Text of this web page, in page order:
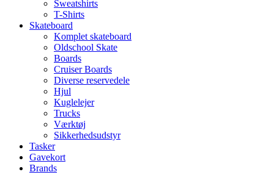
Sweatshirts
T-Shirts
Skateboard
Komplet skateboard
Oldschool Skate
Boards
Cruiser Boards
Diverse reservedele
Hjul
Kuglelejer
Trucks
Værktøj
Sikkerhedsudstyr
Tasker
Gavekort
Brands